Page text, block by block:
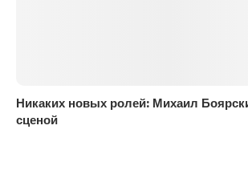
Никаких новых ролей: Михаил
сценой